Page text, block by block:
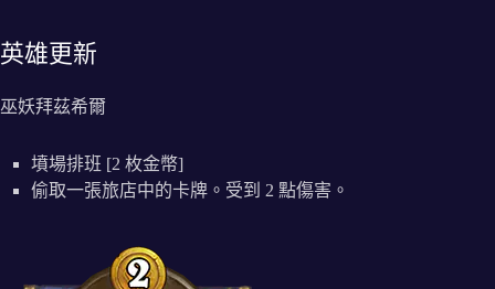
英雄更新
巫妖拜茲希爾
墳場排班 [2 枚金幣]
偷取一張旅店中的卡牌。受到 2 點傷害。